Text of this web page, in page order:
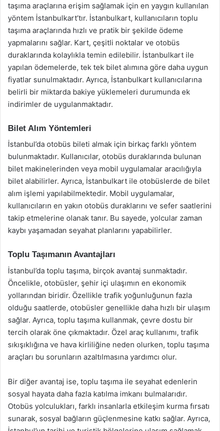
taşıma araçlarına erişim sağlamak için en yaygın kullanılan
yöntem İstanbulkart’tır. İstanbulkart, kullanıcıların toplu
taşıma araçlarında hızlı ve pratik bir şekilde ödeme
yapmalarını sağlar. Kart, çeşitli noktalar ve otobüs
duraklarında kolaylıkla temin edilebilir. İstanbulkart ile
yapılan ödemelerde, tek tek bilet alımına göre daha uygun
fiyatlar sunulmaktadır. Ayrıca, İstanbulkart kullanıcılarına
belirli bir miktarda bakiye yüklemeleri durumunda ek
indirimler de uygulanmaktadır.
Bilet Alım Yöntemleri
İstanbul’da otobüs bileti almak için birkaç farklı yöntem
bulunmaktadır. Kullanıcılar, otobüs duraklarında bulunan
bilet makinelerinden veya mobil uygulamalar aracılığıyla
bilet alabilirler. Ayrıca, İstanbulkart ile otobüslerde de bilet
alım işlemi yapılabilmektedir. Mobil uygulamalar,
kullanıcıların en yakın otobüs duraklarını ve sefer saatlerini
takip etmelerine olanak tanır. Bu sayede, yolcular zaman
kaybı yaşamadan seyahat planlarını yapabilirler.
Toplu Taşımanın Avantajları
İstanbul’da toplu taşıma, birçok avantaj sunmaktadır.
Öncelikle, otobüsler, şehir içi ulaşımın en ekonomik
yollarından biridir. Özellikle trafik yoğunluğunun fazla
olduğu saatlerde, otobüsler genellikle daha hızlı bir ulaşım
sağlar. Ayrıca, toplu taşıma kullanmak, çevre dostu bir
tercih olarak öne çıkmaktadır. Özel araç kullanımı, trafik
sıkışıklığına ve hava kirliliğine neden olurken, toplu taşıma
araçları bu sorunların azaltılmasına yardımcı olur.
Bir diğer avantaj ise, toplu taşıma ile seyahat edenlerin
sosyal hayata daha fazla katılma imkanı bulmalarıdır.
Otobüs yolculukları, farklı insanlarla etkileşim kurma fırsatı
sunarak, sosyal bağların güçlenmesine katkı sağlar. Ayrıca,